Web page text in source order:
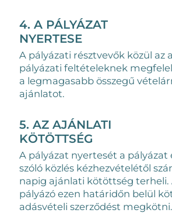
4. A PÁLYÁZAT
NYERTESE
A pályázati résztvevők közül az
pályázati feltételeknek
a legmagasabb összegű
ajánlatot.
5. AZ AJÁNLATI
KÖTÖTTSÉG
A pályázat nyertesét a pályázat
szóló közlés kézhezvételétől
napig ajánlati kötöttség terheli.
pályázó ezen határidőn belül
adásvételi szerződést megkötni.